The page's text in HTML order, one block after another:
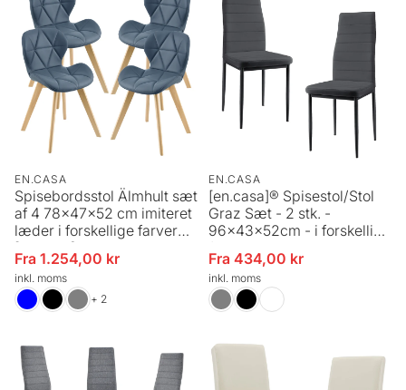
EN.CASA
Spisebordsstol Älmhult sæt
af 4 78x47x52 cm imiteret
læder i forskellige farver
[en.casa]
Udsalgspris
Fra 1.254,00 kr
inkl. moms
+ 2
EN.CASA
[en.casa]® Spisestol/Stol
Graz Sæt - 2 stk. -
96x43x52cm - i forskellige
Udsalgspris
Fra 434,00 kr
inkl. moms